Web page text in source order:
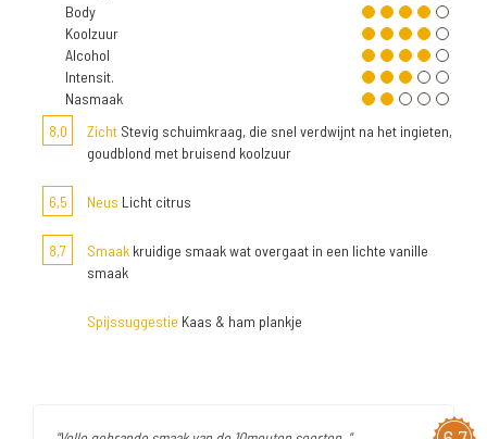
Body
Koolzuur
Alcohol
Intensit.
Nasmaak
8,0
Zicht Stevig schuimkraag, die snel verdwijnt na het ingieten,
goudblond met bruisend koolzuur
6,5 Neus Licht citrus
8,7 Smaak kruidige smaak wat overgaat in een lichte vanille
smaak
Spijssuggestie Kaas & ham plankje